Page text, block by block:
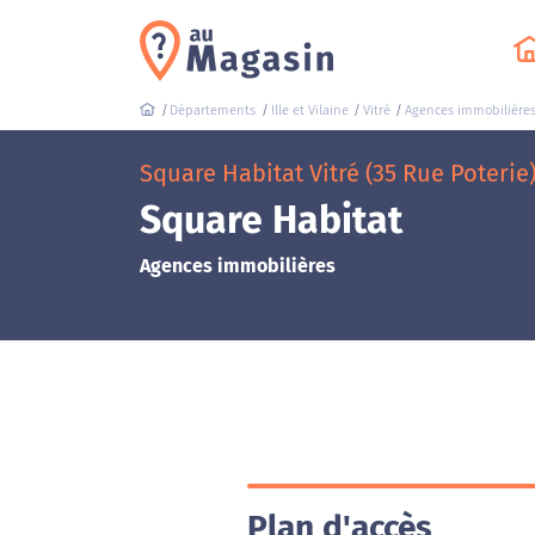
Départements Ille et Vilaine Vitré Agences immobilières
Square Habitat Vitré (35 Rue Poterie)
Square Habitat
Agences immobilières